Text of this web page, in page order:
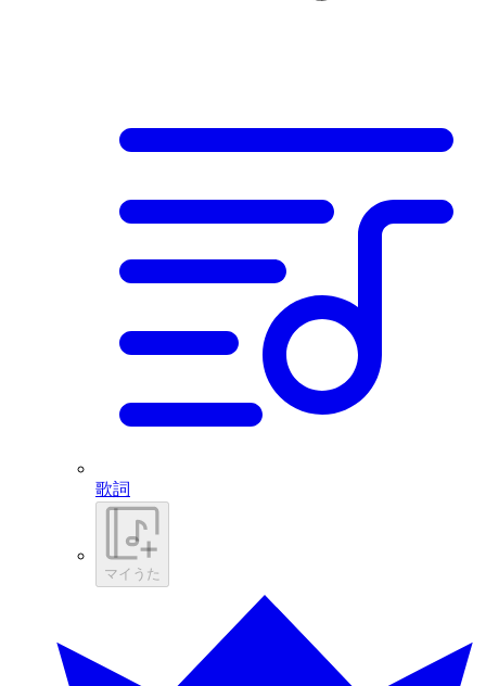
歌詞
マイうた